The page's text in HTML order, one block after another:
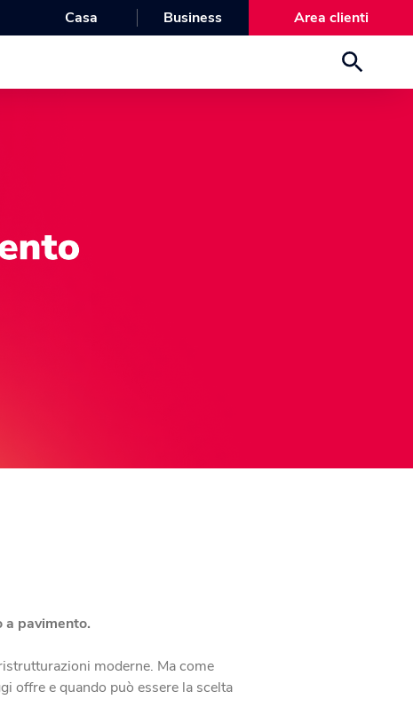
Casa Business Area clienti
a pavimento.
moderne. Ma come
offre e quando può essere la scelta